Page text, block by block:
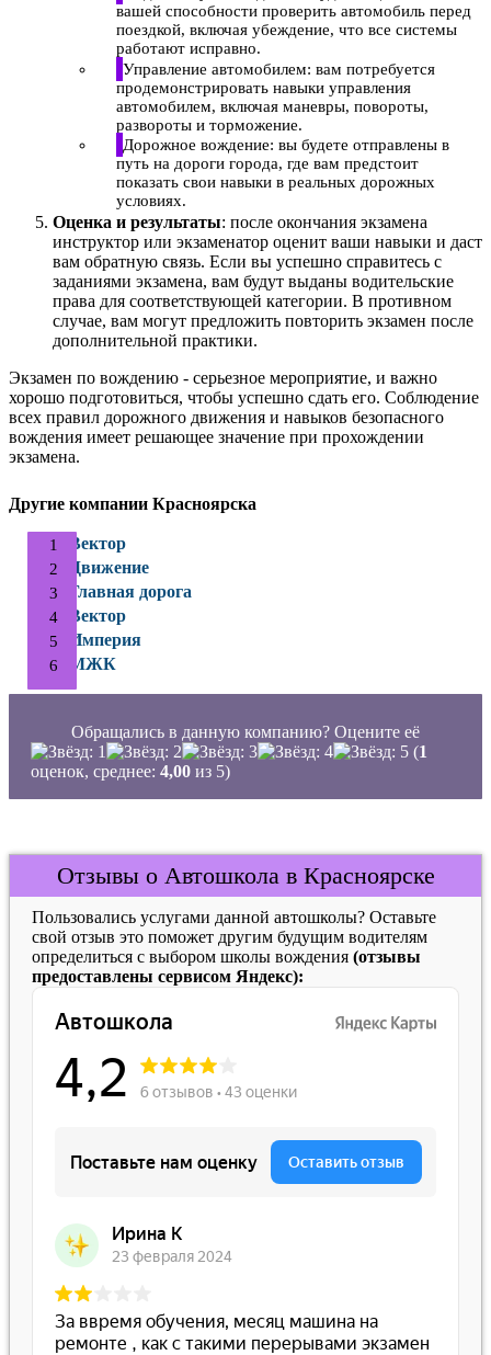
вашей способности проверить автомобиль перед
поездкой, включая убеждение, что все системы
работают исправно.
Управление автомобилем: вам потребуется
продемонстрировать навыки управления
автомобилем, включая маневры, повороты,
развороты и торможение.
Дорожное вождение: вы будете отправлены в
путь на дороги города, где вам предстоит
показать свои навыки в реальных дорожных
условиях.
Оценка и результаты: после окончания экзамена
инструктор или экзаменатор оценит ваши навыки и даст
вам обратную связь. Если вы успешно справитесь с
заданиями экзамена, вам будут выданы водительские
права для соответствующей категории. В противном
случае, вам могут предложить повторить экзамен после
дополнительной практики.
Экзамен по вождению - серьезное мероприятие, и важно
хорошо подготовиться, чтобы успешно сдать его. Соблюдение
всех правил дорожного движения и навыков безопасного
вождения имеет решающее значение при прохождении
экзамена.
Другие компании Красноярска
Вектор
Движение
Главная дорога
Вектор
Империя
МЖК
Обращались в данную компанию? Оцените её
(1
оценок, среднее: 4,00 из 5)
Отзывы о Автошкола в Красноярске
Пользовались услугами данной автошколы? Оставьте
свой отзыв это поможет другим будущим водителям
определиться с выбором школы вождения (отзывы
предоставлены сервисом Яндекс):